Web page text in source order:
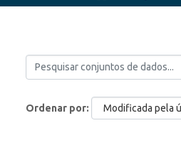
Ordenar por